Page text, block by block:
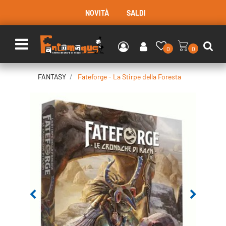
NOVITÀ SALDI
Open menu
0 0
FANTASY Fateforge - La Stirpe della Foresta